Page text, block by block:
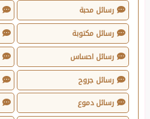
رسائل محبة
رسائل مكتوبة
رسائل احساس
رسائل جروح
رسائل دموع